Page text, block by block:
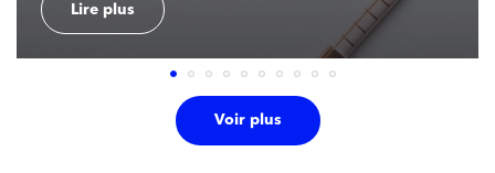
Lire plus
Voir plus